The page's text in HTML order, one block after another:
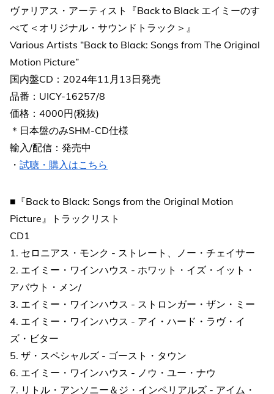
ヴァリアス・アーティスト『Back to Black エイミーのす
べて＜オリジナル・サウンドトラック＞』
Various Artists “Back to Black: Songs from The Original
Motion Picture”
国内盤CD：2024年11月13日発売
品番：UICY-16257/8
価格：4000円(税抜)
＊日本盤のみSHM-CD仕様
輸入/配信：発売中
・ 試聴・購入はこちら
■『Back to Black: Songs from the Original Motion
Picture』トラックリスト
CD1
1. セロニアス・モンク - ストレート、ノー・チェイサー
2. エイミー・ワインハウス - ホワット・イズ・イット・
アバウト・メン/
3. エイミー・ワインハウス - ストロンガー・ザン・ミー
4. エイミー・ワインハウス - アイ・ハード・ラヴ・イ
ズ・ビター
5. ザ・スペシャルズ - ゴースト・タウン
6. エイミー・ワインハウス - ノウ・ユー・ナウ
7. リトル・アンソニー＆ジ・インペリアルズ - アイム・